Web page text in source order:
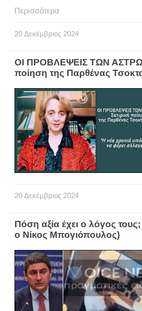
Περισσότερα
20 Δεκέμβριος 2024
ΟΙ ΠΡΟΒΛΕΨΕΙΣ ΤΩΝ
ποίηση της Παρθένας
20 Δεκέμβριος 2024
Πόση αξία έχει ο λόγος
ο Νίκος Μπογιόπουλος)